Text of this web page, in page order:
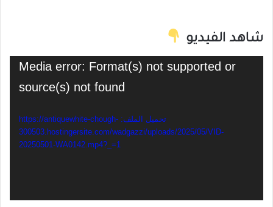
شاهد الفيديو
مشغلMedia error: Format(s) not supported or
source(s) not found
تحميل الملف: https://antiquewhite-chough-
300503.hostingersite.com/wadgazzi/uploads/2025/05/VID-
20250501-WA0142.mp4?_=1